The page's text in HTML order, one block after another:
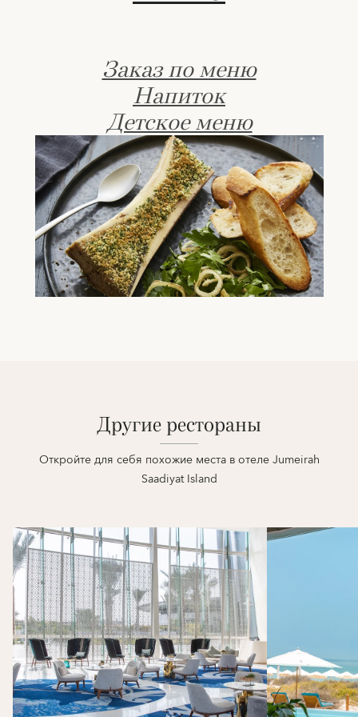
Заказ по меню
Напиток
Детское меню
Другие рестораны
Откройте для себя похожие места в отеле Jumeirah
Saadiyat Island